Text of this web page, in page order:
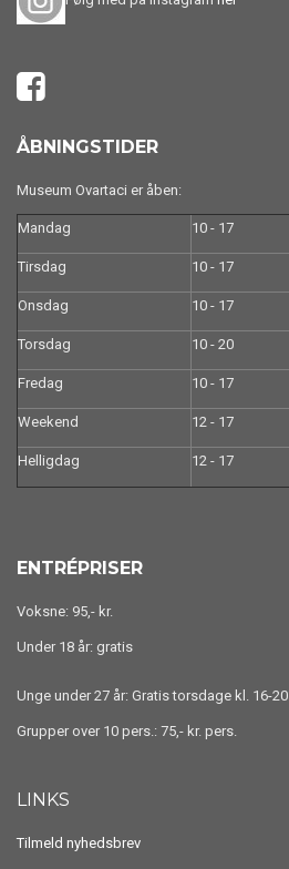
ÅBNINGSTIDER
Museum Ovartaci er åben:
Mandag 10 - 17
Tirsdag 10 - 17
Onsdag 10 - 17
Torsdag 10 - 20
Fredag 10 - 17
Weekend 12 - 17
Helligdag 12 - 17
ENTRÉPRISER
Voksne: 95,- kr.
Under 18 år: gratis
Unge under 27 år: Gratis torsdage kl. 16-20
Grupper over 10 pers.: 75,- kr. pers.
LINKS
Tilmeld nyhedsbrev